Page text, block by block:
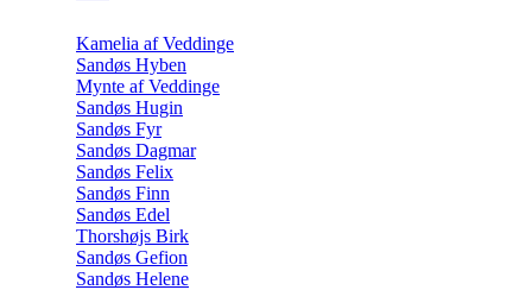
Kamelia af Veddinge
Sandøs Hyben
Mynte af Veddinge
Sandøs Hugin
Sandøs Fyr
Sandøs Dagmar
Sandøs Felix
Sandøs Finn
Sandøs Edel
Thorshøjs Birk
Sandøs Gefion
Sandøs Helene